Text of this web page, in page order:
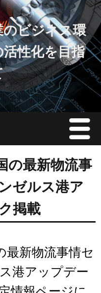
ビジネス環
性化を目指
Menu
の最新物流事
ゼルス港ア
掲載
最新物流事情セ
港アップデー